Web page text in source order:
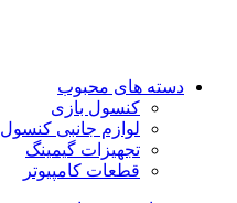
دسته های محبوب
کنسول بازی
لوازم جانبی کنسول
تجهیزات گیمینگ
قطعات کامپیوتر